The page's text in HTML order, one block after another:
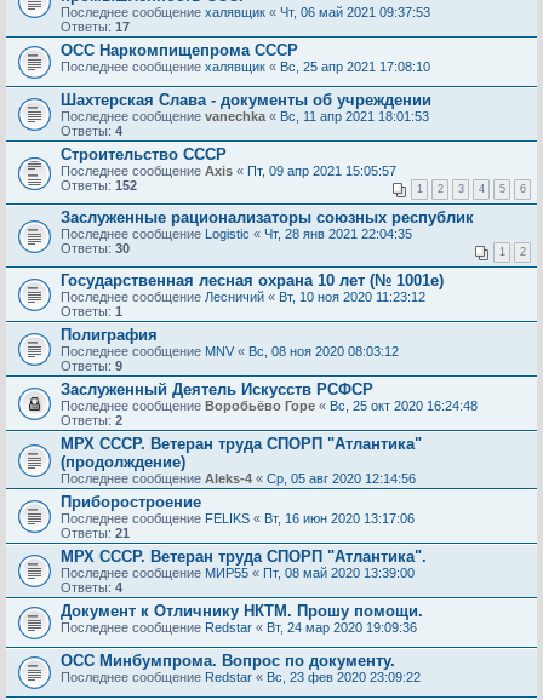
Последнее сообщение халявщик « Чт, 06 май 2021 09:37:53
Ответы: 17
ОСС Наркомпищепрома СССР
Последнее сообщение халявщик « Вс, 25 апр 2021 17:08:10
Шахтерская Слава - документы об учреждении
Последнее сообщение vanechka « Вс, 11 апр 2021 18:01:53
Ответы: 4
Строительство СССР
Последнее сообщение Axis « Пт, 09 апр 2021 15:05:57
Ответы: 152 1 2 3 4 5 6
Заслуженные рационализаторы союзных республик
Последнее сообщение Logistic « Чт, 28 янв 2021 22:04:35
Ответы: 30 1 2
Государственная лесная охрана 10 лет (№ 1001е)
Последнее сообщение Лесничий « Вт, 10 ноя 2020 11:23:12
Ответы: 1
Полиграфия
Последнее сообщение MNV « Вс, 08 ноя 2020 08:03:12
Ответы: 9
Заслуженный Деятель Искусств РСФСР
Последнее сообщение Воробьёво Горе « Вс, 25 окт 2020 16:24:48
Ответы: 2
МРХ СССР. Ветеран труда СПОРП "Атлантика"
(продолждение)
Последнее сообщение Aleks-4 « Ср, 05 авг 2020 12:14:56
Приборостроение
Последнее сообщение FELIKS « Вт, 16 июн 2020 13:17:06
Ответы: 21
МРХ СССР. Ветеран труда СПОРП "Атлантика".
Последнее сообщение МИР55 « Пт, 08 май 2020 13:39:00
Ответы: 4
Документ к Отличнику НКТМ. Прошу помощи.
Последнее сообщение Redstar « Вт, 24 мар 2020 19:09:36
ОСС Минбумпрома. Вопрос по документу.
Последнее сообщение Redstar « Вс, 23 фев 2020 23:09:22